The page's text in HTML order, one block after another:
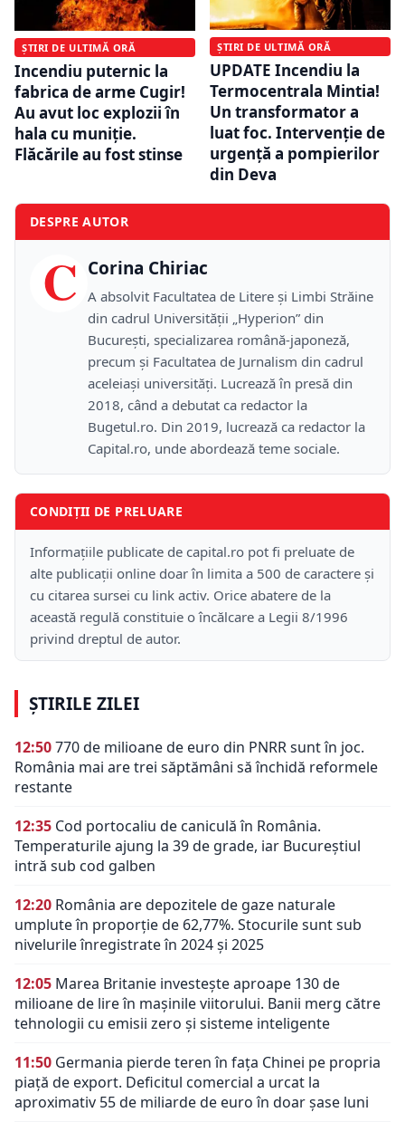
ȘTIRI DE ULTIMĂ ORĂ
Incendiu puternic la
fabrica de arme Cugir!
Au avut loc explozii în
hala cu muniție.
Flăcările au fost stinse
ȘTIRI DE ULTIMĂ ORĂ
UPDATE Incendiu la
Termocentrala Mintia!
Un transformator a
luat foc. Intervenție de
urgență a pompierilor
din Deva
DESPRE AUTOR
C Corina Chiriac
A absolvit Facultatea de Litere și Limbi Străine
din cadrul Universității „Hyperion” din
București, specializarea română-japoneză,
precum și Facultatea de Jurnalism din cadrul
aceleiași universități. Lucrează în presă din
2018, când a debutat ca redactor la
Bugetul.ro. Din 2019, lucrează ca redactor la
Capital.ro, unde abordează teme sociale.
CONDIȚII DE PRELUARE
Informațiile publicate de capital.ro pot fi preluate de
alte publicații online doar în limita a 500 de caractere și
cu citarea sursei cu link activ. Orice abatere de la
această regulă constituie o încălcare a Legii 8/1996
privind dreptul de autor.
ȘTIRILE ZILEI
12:50770 de milioane de euro din PNRR sunt în joc.
România mai are trei săptămâni să închidă reformele
restante
12:35 Cod portocaliu de caniculă în România.
Temperaturile ajung la 39 de grade, iar Bucureștiul
intră sub cod galben
12:20 România are depozitele de gaze naturale
umplute în proporție de 62,77%. Stocurile sunt sub
nivelurile înregistrate în 2024 și 2025
12:05 Marea Britanie investește aproape 130 de
milioane de lire în mașinile viitorului. Banii merg către
tehnologii cu emisii zero și sisteme inteligente
11:50 Germania pierde teren în fața Chinei pe propria
piață de export. Deficitul comercial a urcat la
aproximativ 55 de miliarde de euro în doar șase luni